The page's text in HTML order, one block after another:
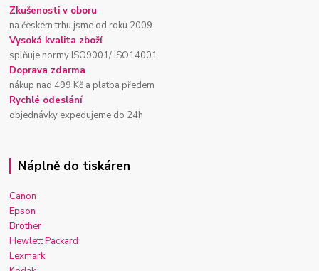
Zkušenosti v oboru
na českém trhu jsme od roku 2009
Vysoká kvalita zboží
splňuje normy ISO9001/ ISO14001
Doprava zdarma
nákup nad 499 Kč a platba předem
Rychlé odeslání
objednávky expedujeme do 24h
Náplně do tiskáren
Canon
Epson
Brother
Hewlett Packard
Lexmark